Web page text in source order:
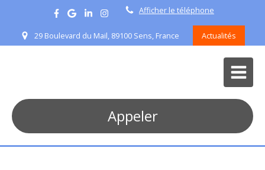
Afficher le téléphone
29 Boulevard du Mail, 89100 Sens, France Actualités
Appeler